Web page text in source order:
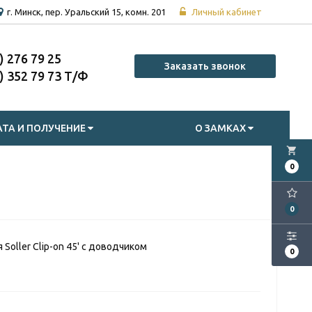
Личный кабинет
г. Минск, пер. Уральский 15, комн. 201
276 79 25
352 79 73
Заказать звонок
И ПОЛУЧЕНИЕ О ЗАМКАХ
local_grocery_store
0
0
0
Soller Clip-on 45' с доводчиком